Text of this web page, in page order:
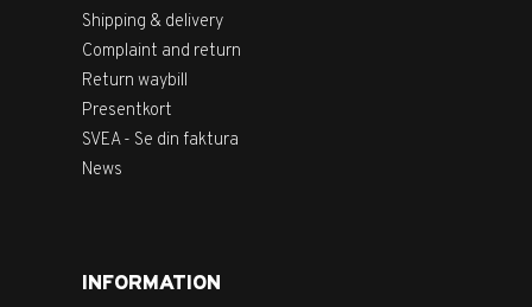
Shipping & delivery
Complaint and return
Return waybill
Presentkort
SVEA - Se din faktura
News
INFORMATION